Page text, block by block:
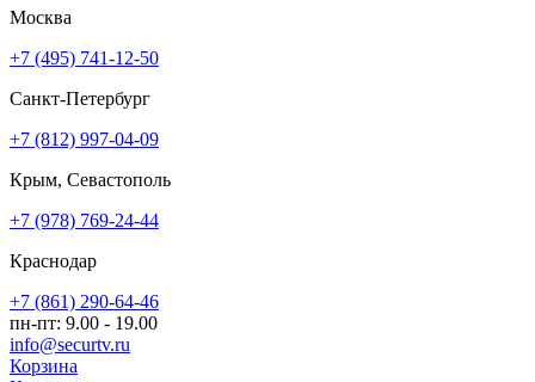
Москва
+7 (495) 741-12-50
Санкт-Петербург
+7 (812) 997-04-09
Крым, Севастополь
+7 (978) 769-24-44
Краснодар
+7 (861) 290-64-46
пн-пт: 9.00 - 19.00
info@securtv.ru
Корзина